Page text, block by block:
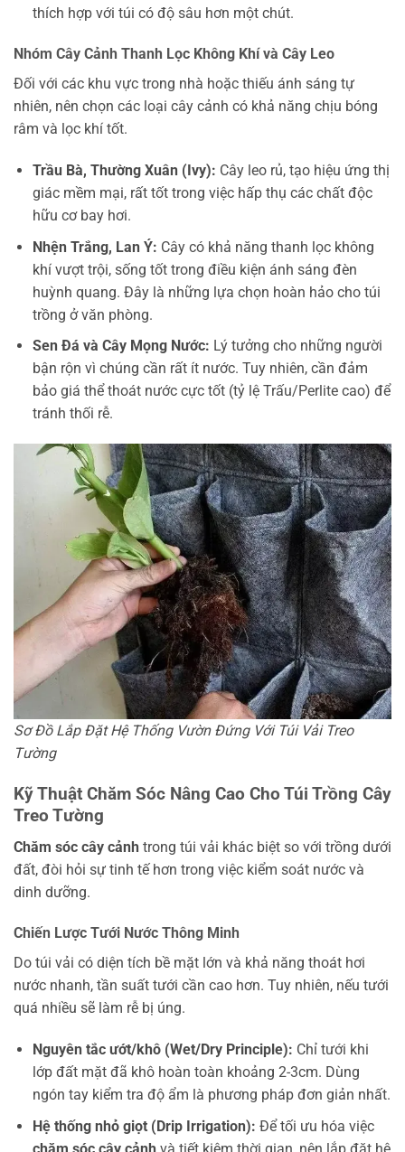
thích hợp với túi có độ sâu hơn một chút.
Nhóm Cây Cảnh Thanh Lọc Không Khí và Cây Leo
Đối với các khu vực trong nhà hoặc thiếu ánh sáng tự
nhiên, nên chọn các loại cây cảnh có khả năng chịu bóng
râm và lọc khí tốt.
Trầu Bà, Thường Xuân (Ivy): Cây leo rủ, tạo hiệu ứng thị
giác mềm mại, rất tốt trong việc hấp thụ các chất độc
hữu cơ bay hơi.
Nhện Trắng, Lan Ý: Cây có khả năng thanh lọc không
khí vượt trội, sống tốt trong điều kiện ánh sáng đèn
huỳnh quang. Đây là những lựa chọn hoàn hảo cho túi
trồng ở văn phòng.
Sen Đá và Cây Mọng Nước: Lý tưởng cho những người
bận rộn vì chúng cần rất ít nước. Tuy nhiên, cần đảm
bảo giá thể thoát nước cực tốt (tỷ lệ Trấu/Perlite cao) để
tránh thối rễ.
Sơ Đồ Lắp Đặt Hệ Thống Vườn Đứng Với Túi Vải Treo
Tường
Kỹ Thuật Chăm Sóc Nâng Cao Cho Túi Trồng Cây
Treo Tường
Chăm sóc cây cảnh trong túi vải khác biệt so với trồng dưới
đất, đòi hỏi sự tinh tế hơn trong việc kiểm soát nước và
dinh dưỡng.
Chiến Lược Tưới Nước Thông Minh
Do túi vải có diện tích bề mặt lớn và khả năng thoát hơi
nước nhanh, tần suất tưới cần cao hơn. Tuy nhiên, nếu tưới
quá nhiều sẽ làm rễ bị úng.
Nguyên tắc ướt/khô (Wet/Dry Principle): Chỉ tưới khi
lớp đất mặt đã khô hoàn toàn khoảng 2-3cm. Dùng
ngón tay kiểm tra độ ẩm là phương pháp đơn giản nhất.
Hệ thống nhỏ giọt (Drip Irrigation): Để tối ưu hóa việc